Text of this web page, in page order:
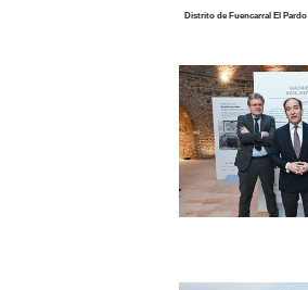
Distrito de Fuencarral El Pardo